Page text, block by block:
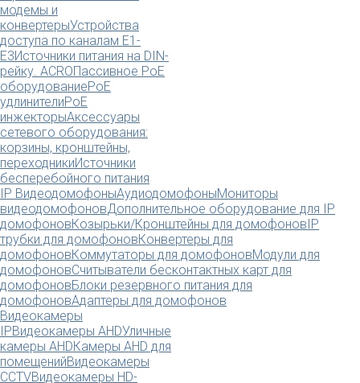
модемы и
конвертерыУстройства
доступа по каналам E1-
E3Источники питания на DIN-
рейку. ACROПассивное PoE
оборудованиеPoE
удлинителиPoE
инжекторыАксессуары
сетевого оборудования:
корзины, кронштейны,
переходникиИсточники
бесперебойного питания
IP ВидеодомофоныАудиодомофоныМониторы
видеодомофоновДополнительное оборудование для IP
домофоновКозырьки/Кронштейны для домофоновIP
трубки для домофоновКонвертеры для
домофоновКоммутаторы для домофоновМодули для
домофоновСчитыватели бесконтактных карт для
домофоновБлоки резервного питания для
домофоновАдаптеры для домофонов
Видеокамеры
IPВидеокамеры AHDУличные
камеры AHDКамеры AHD для
помещенийВидеокамеры
CCTVВидеокамеры HD-